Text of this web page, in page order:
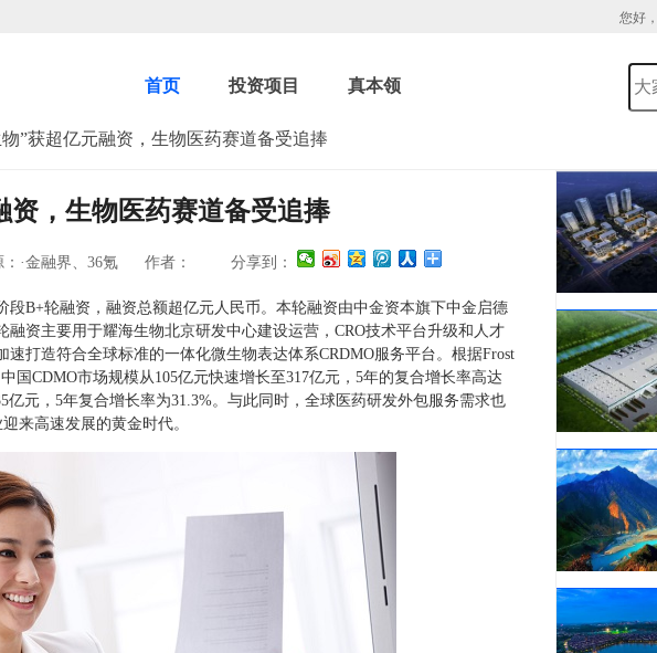
您好
首页 投资项目 真本领
”获超亿元融资，生物医药赛道备受追捧
资，生物医药赛道备受追捧
·金融界、36氪 作者： 分享到：
段B+轮融资，融资总额超亿元人民币。本轮融资由中金资本旗下中金启德
融资主要用于耀海生物北京研发中心建设运营，CRO技术平台升级和人才
速打造符合全球标准的一体化微生物表达体系CRDMO服务平台。根据Frost
国CDMO市场规模从105亿元快速增长至317亿元，5年的复合增长率高达
亿元，5年复合增长率为31.3%。与此同时，全球医药研发外包服务需求也
来高速发展的黄金时代。